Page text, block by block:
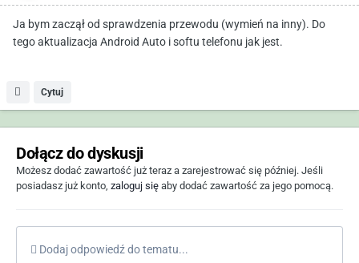
Ja bym zaczął od sprawdzenia przewodu (wymień na inny). Do
tego aktualizacja Android Auto i softu telefonu jak jest.
Cytuj
Dołącz do dyskusji
Możesz dodać zawartość już teraz a zarejestrować się później. Jeśli
posiadasz już konto, zaloguj się aby dodać zawartość za jego pomocą.
Dodaj odpowiedź do tematu...